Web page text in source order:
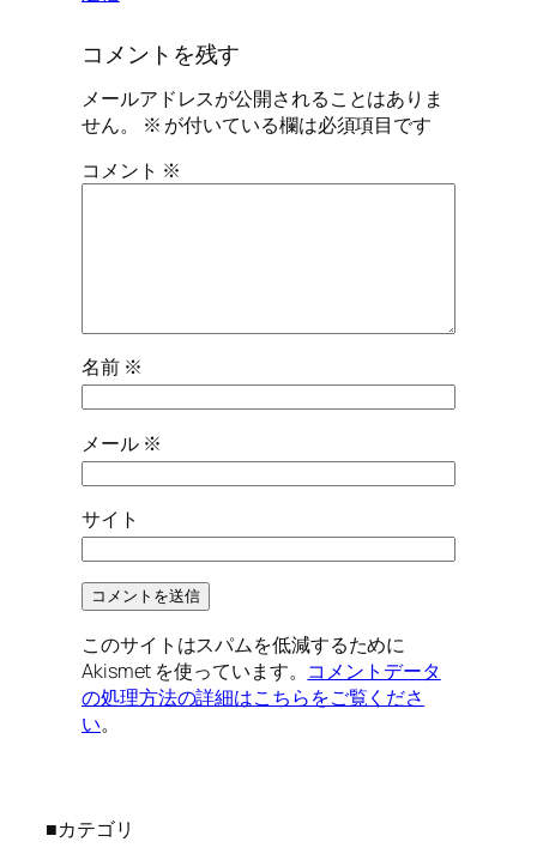
コメントを残す
メールアドレスが公開されることはありま
せん。
※ が付いている欄は必須項目です
コメント ※
名前 ※
メール ※
サイト
このサイトはスパムを低減するために
Akismet を使っています。 コメントデータ
の処理方法の詳細はこちらをご覧くださ
い。
■カテゴリ